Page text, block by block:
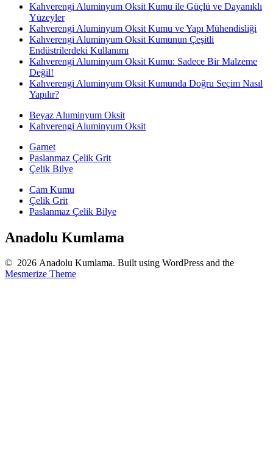
Kahverengi Aluminyum Oksit Kumu ile Güçlü ve Dayanıklı
Yüzeyler
Kahverengi Aluminyum Oksit Kumu ve Yapı Mühendisliği
Kahverengi Aluminyum Oksit Kumunun Çeşitli
Endüstrilerdeki Kullanımı
Kahverengi Aluminyum Oksit Kumu: Sadece Bir Malzeme
Değil!
Kahverengi Aluminyum Oksit Kumunda Doğru Seçim Nasıl
Yapılır?
Beyaz Aluminyum Oksit
Kahverengi Aluminyum Oksit
Garnet
Paslanmaz Çelik Grit
Çelik Bilye
Cam Kumu
Çelik Grit
Paslanmaz Çelik Bilye
Anadolu Kumlama
© 2026 Anadolu Kumlama. Built using WordPress and the
Mesmerize Theme